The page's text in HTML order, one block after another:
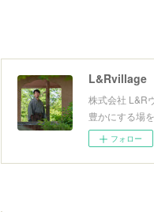
L&Rvillage
株式会社 L&R
豊かにする場
フォロー